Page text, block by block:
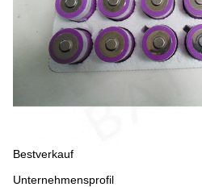
Bestverkauf
Unternehmensprofil